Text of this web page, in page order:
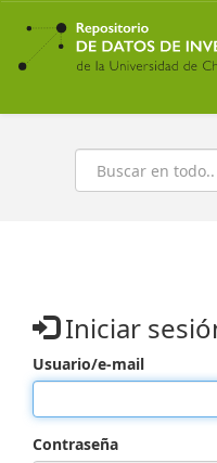
Ir
contenido
principal
Buscar
Iniciar
Usuario/e-mail
Contraseña